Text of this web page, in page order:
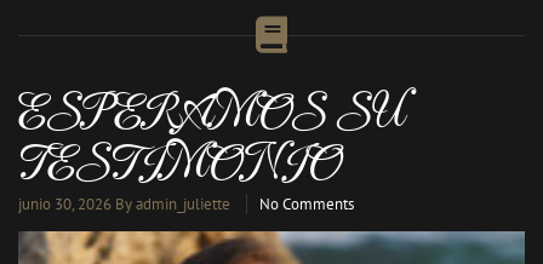
ESPERAMOS SU
TESTIMONIO
junio 30, 2026 By admin_juliette No Comments